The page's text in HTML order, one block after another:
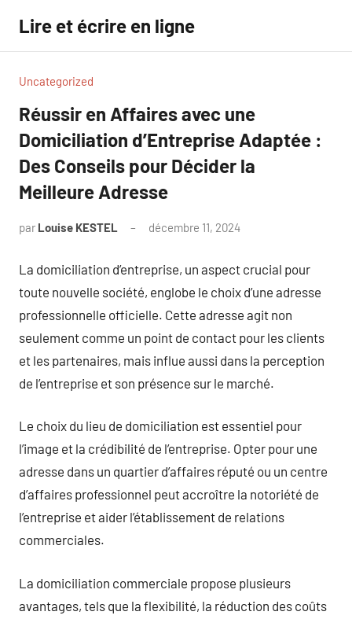
contenu
Lire et écrire en ligne
Uncategorized
Réussir en Affaires avec une
Domiciliation d’Entreprise Adaptée :
Des Conseils pour Décider la
Meilleure Adresse
par Louise KESTEL décembre 11, 2024
La domiciliation d’entreprise, un aspect crucial pour
toute nouvelle société, englobe le choix d’une adresse
professionnelle officielle. Cette adresse agit non
seulement comme un point de contact pour les clients
et les partenaires, mais influe aussi dans la perception
de l’entreprise et son présence sur le marché.
Le choix du lieu de domiciliation est essentiel pour
l’image et la crédibilité de l’entreprise. Opter pour une
adresse dans un quartier d’affaires réputé ou un centre
d’affaires professionnel peut accroître la notoriété de
l’entreprise et aider l’établissement de relations
commerciales.
La domiciliation commerciale propose plusieurs
avantages, tels que la flexibilité, la réduction des coûts